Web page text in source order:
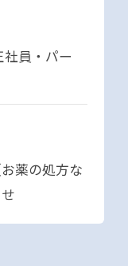
社員・パー
薬の処方な